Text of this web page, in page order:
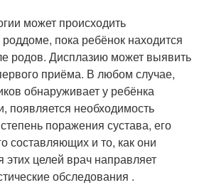
может происходить
пока ребёнок находится
родов. Дисплазию может выявить
приёма. В любом случае,
обнаруживает у ребёнка
появляется необходимость
поражения сустава, его
составляющих и то, как они
этих целей врач направляет
обследования .